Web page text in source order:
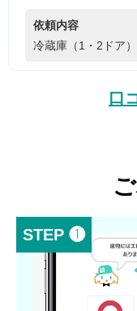
依頼内容
冷蔵庫（1・2ドア
口
STEP ❶